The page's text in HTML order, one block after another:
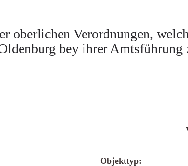
oberlichen Verordnungen,
bey ihrer Amtsführung
Objekttyp: